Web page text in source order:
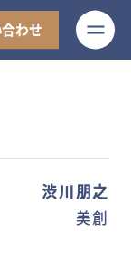
わせ
渋川朋之
美創